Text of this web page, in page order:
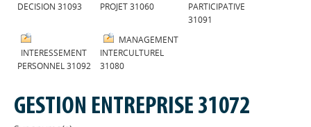
DECISION 31093
PROJET 31060
PARTICIPATIVE
31091
INTERESSEMENT
PERSONNEL 31092
MANAGEMENT
INTERCULTUREL
31080
GESTION ENTREPRISE 31072